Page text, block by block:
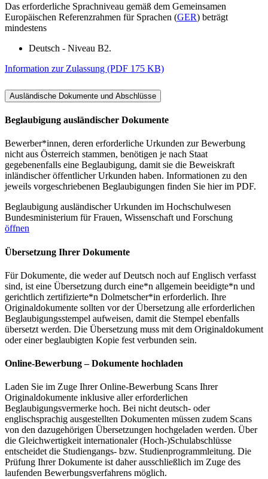
Das erforderliche Sprachniveau gemäß dem Gemeinsamen
Europäischen Referenzrahmen für Sprachen (GER) beträgt
mindestens
Deutsch - Niveau B2.
Information zur Zulassung (PDF 175 KB)
Ausländische Dokumente und Abschlüsse
Beglaubigung ausländischer Dokumente
Bewerber*innen, deren erforderliche Urkunden zur Bewerbung
nicht aus Österreich stammen, benötigen je nach Staat
gegebenenfalls eine Beglaubigung, damit sie die Beweiskraft
inländischer öffentlicher Urkunden haben. Informationen zu den
jeweils vorgeschriebenen Beglaubigungen finden Sie hier im PDF.
Beglaubigung ausländischer Urkunden im Hochschulwesen
Bundesministerium für Frauen, Wissenschaft und Forschung
öffnen
Übersetzung Ihrer Dokumente
Für Dokumente, die weder auf Deutsch noch auf Englisch verfasst
sind, ist eine Übersetzung durch eine*n allgemein beeidigte*n und
gerichtlich zertifizierte*n Dolmetscher*in erforderlich. Ihre
Originaldokumente sollten vor der Übersetzung alle erforderlichen
Beglaubigungsstempel aufweisen, damit die Stempel ebenfalls
übersetzt werden. Die Übersetzung muss mit dem Originaldokument
oder einer beglaubigten Kopie fest verbunden sein.
Online-Bewerbung – Dokumente hochladen
Laden Sie im Zuge Ihrer Online-Bewerbung Scans Ihrer
Originaldokumente inklusive aller erforderlichen
Beglaubigungsvermerke hoch. Bei nicht deutsch- oder
englischsprachig ausgestellten Dokumenten müssen zudem Scans
von den dazugehörigen Übersetzungen hochgeladen werden. Über
die Gleichwertigkeit internationaler (Hoch-)Schulabschlüsse
entscheidet die Studiengangs- bzw. Studienprogrammleitung. Die
Prüfung Ihrer Dokumente ist daher ausschließlich im Zuge des
laufenden Bewerbungsverfahrens möglich.